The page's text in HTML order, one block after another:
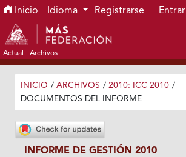
Ir al menú de navegación principal
Ir al contenido principal
Ir al pie de página del sitio
Inicio Idioma Registrarse Entrar
Actual Archivos
INICIO / ARCHIVOS / 2010: ICC 2010 /
DOCUMENTOS DEL INFORME
INFORME DE GESTIÓN 2010